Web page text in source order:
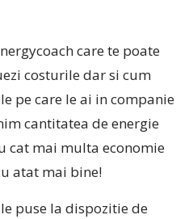
care te poate
costurile dar si cum
pe care le ai in companie
cantitatea de energie
cat mai multa economie
atat mai bine!
puse la dispozitie de